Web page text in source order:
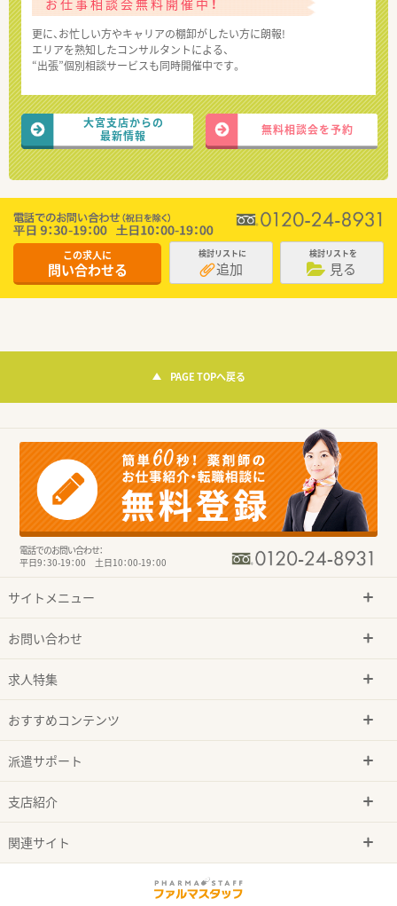
お仕事相談会無料開催中！
更に、お忙しい方やキャリアの棚卸がしたい方に朗報!
エリアを熟知したコンサルタントによる、
“出張”個別相談サービスも同時開催中です。
大宮支店からの
最新情報
無料相談会を予約
この求人に
問い合わせる
検討リストに
追加
検討リストを
見る
PAGE TOPへ戻る
電話でのお問い合わせ：
平日9：30-19：00 土日10：00-19：00
サイトメニュー
お問い合わせ
求人特集
おすすめコンテンツ
派遣サポート
支店紹介
関連サイト